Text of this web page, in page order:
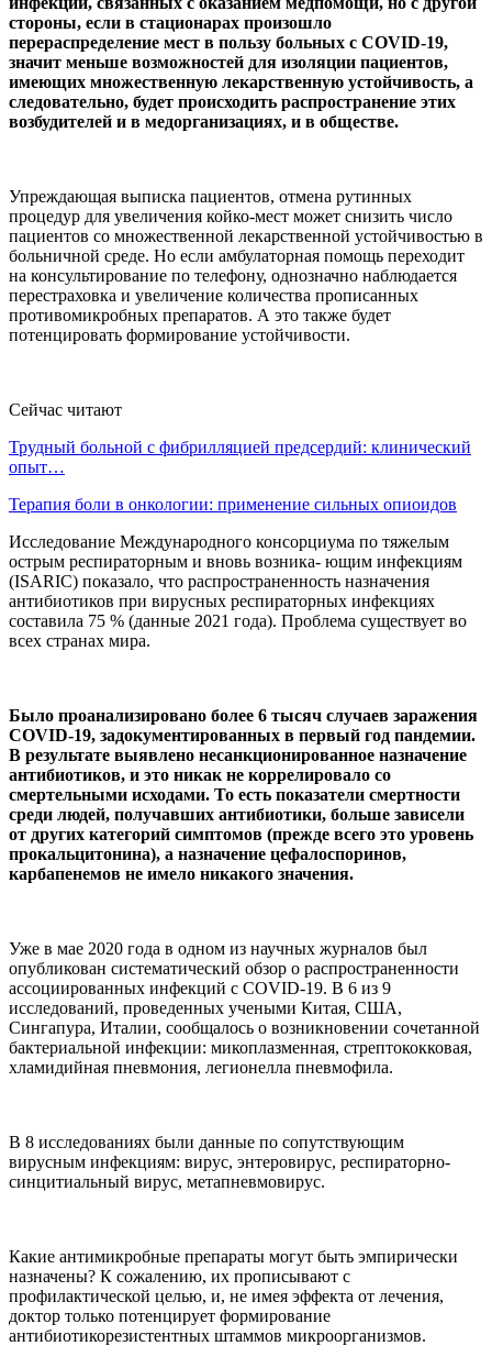
стороны, если в стационарах произошло
перераспределение мест в пользу больных с COVID-19,
значит меньше возможностей для изоляции пациентов,
имеющих множественную лекарственную устойчивость, а
следовательно, будет происходить распространение этих
возбудителей и в медорганизациях, и в обществе.
Упреждающая выписка пациентов, отмена рутинных
процедур для увеличения койко-мест может снизить число
пациентов со множественной лекарственной устойчивостью в
больничной среде. Но если амбулаторная помощь переходит
на консультирование по телефону, однозначно наблюдается
перестраховка и увеличение количества прописанных
противомикробных препаратов. А это также будет
потенцировать формирование устойчивости.
Сейчас читают
Трудный больной с фибрилляцией предсердий: клинический
опыт…
Терапия боли в онкологии: применение сильных опиоидов
Исследование Международного консорциума по тяжелым
острым респираторным и вновь возника- ющим инфекциям
(ISARIC) показало, что распространенность назначения
антибиотиков при вирусных респираторных инфекциях
составила 75 % (данные 2021 года). Проблема существует во
всех странах мира.
Было проанализировано более 6 тысяч случаев заражения
COVID-19, задокументированных в первый год пандемии.
В результате выявлено несанкционированное назначение
антибиотиков, и это никак не коррелировало со
смертельными исходами. То есть показатели смертности
среди людей, получавших антибиотики, больше зависели
от других категорий симптомов (прежде всего это уровень
прокальцитонина), а назначение цефалоспоринов,
карбапенемов не имело никакого значения.
Уже в мае 2020 года в одном из научных журналов был
опубликован систематический обзор о распространенности
ассоциированных инфекций с COVID-19. В 6 из 9
исследований, проведенных учеными Китая, США,
Сингапура, Италии, сообщалось о возникновении сочетанной
бактериальной инфекции: микоплазменная, стрептококковая,
хламидийная пневмония, легионелла пневмофила.
В 8 исследованиях были данные по сопутствующим
вирусным инфекциям: вирус, энтеровирус, респираторно-
синцитиальный вирус, метапневмовирус.
Какие антимикробные препараты могут быть эмпирически
назначены? К сожалению, их прописывают с
профилактической целью, и, не имея эффекта от лечения,
доктор только потенцирует формирование
антибиотикорезистентных штаммов микроорганизмов.